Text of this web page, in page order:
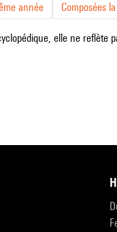
année Composées
elle ne reflète